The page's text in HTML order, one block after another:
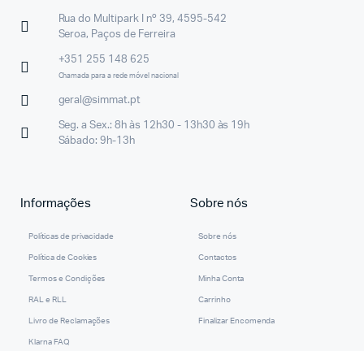
Rua do Multipark I nº 39, 4595-542
Seroa, Paços de Ferreira
+351 255 148 625
Chamada para a rede móvel nacional
geral@simmat.pt
Seg. a Sex.: 8h às 12h30 - 13h30 às 19h
Sábado: 9h-13h
Informações
Políticas de privacidade
Política de Cookies
Termos e Condições
RAL e RLL
Livro de Reclamações
Klarna FAQ
Sobre nós
Sobre nós
Contactos
Minha Conta
Carrinho
Finalizar Encomenda